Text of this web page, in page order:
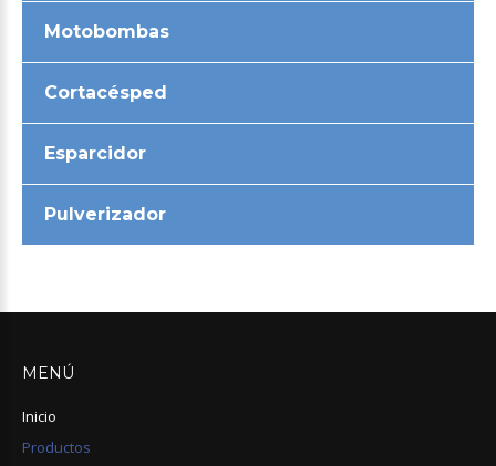
Motobombas
Cortacésped
Esparcidor
Pulverizador
MENÚ
Inicio
Productos